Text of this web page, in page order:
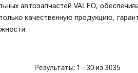
автозапчастей VALEO,
качественную продукцию,
Результаты: 1 - 30 из 3035